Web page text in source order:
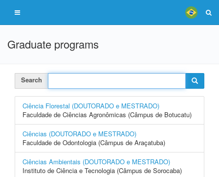
Graduate programs
Search
Ciência Florestal (DOUTORADO e MESTRADO)
Faculdade de Ciências Agronômicas (Câmpus de Botucatu)
Ciências (DOUTORADO e MESTRADO)
Faculdade de Odontologia (Câmpus de Araçatuba)
Ciências Ambientais (DOUTORADO e MESTRADO)
Instituto de Ciência e Tecnologia (Câmpus de Sorocaba)